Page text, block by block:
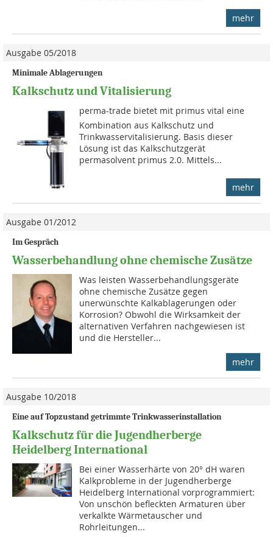
mehr
Ausgabe 05/2018
Minimale Ablagerungen
Kalkschutz und Vitalisierung
perma-trade bietet mit primus vital eine
Kombination aus Kalkschutz und
Trinkwasservitalisierung. Basis dieser
Lösung ist das Kalkschutzgerät
permasolvent primus 2.0. Mittels...
mehr
Ausgabe 01/2012
Im Gespräch
Wasserbehandlung ohne chemische Zusätze
Was leisten Wasserbehandlungsgeräte
ohne chemische Zusätze gegen
unerwünschte Kalkablagerungen oder
Korrosion? Obwohl die Wirksamkeit der
alternativen Verfahren nachgewiesen ist
und die Hersteller...
mehr
Ausgabe 10/2018
Eine auf Topzustand getrimmte Trinkwasserinstallation
Kalkschutz für die Jugendherberge
Heidelberg International
Bei einer Wasserhärte von 20° dH waren
Kalkprobleme in der Jugendherberge
Heidelberg International vorprogrammiert:
Von unschön befleckten Armaturen über
verkalkte Wärmetauscher und
Rohrleitungen...